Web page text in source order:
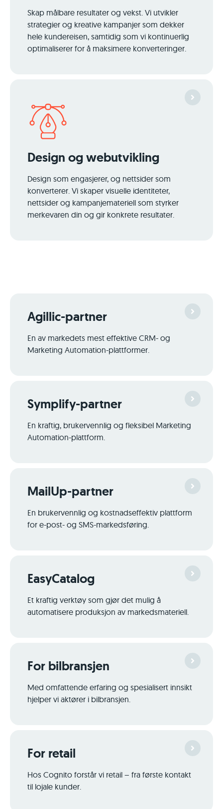
Skap målbare resultater og vekst. Vi utvikler
strategier og kreative kampanjer som dekker
hele kundereisen, samtidig som vi kontinuerlig
optimaliserer for å maksimere konverteringer.
Design og webutvikling
Design som engasjerer, og nettsider som
konverterer. Vi skaper visuelle identiteter,
nettsider og kampanjemateriell som styrker
merkevaren din og gir konkrete resultater.
Agillic-partner
En av markedets mest effektive CRM- og
Marketing Automation-plattformer.
Symplify-partner
En kraftig, bruker­­vennlig og fleksibel Marketing
Automation-plattform.
MailUp-partner
En bruker­vennlig og kostnads­effektiv plattform
for e-post- og SMS-markeds­føring.
EasyCatalog
Et kraftig verktøy som gjør det mulig å
automatisere produksjon av markeds­materiell.
For bilbransjen
Med omfattende erfaring og spesialisert innsikt
hjelper vi aktører i bilbransjen.
For retail
Hos Cognito forstår vi retail – fra første kontakt
til lojale kunder.